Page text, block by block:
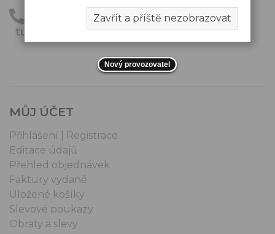
+420 481 324 577
turnov@omacz.cz
MŮJ ÚČET
Přihlášení | Registrace
Editace údajů
Přehled objednávek
Faktury vydané
Uložené košíky
Slevové poukazy
Obraty a slevy
Zavřít a příště nezobrazovat
Nový provozovatel